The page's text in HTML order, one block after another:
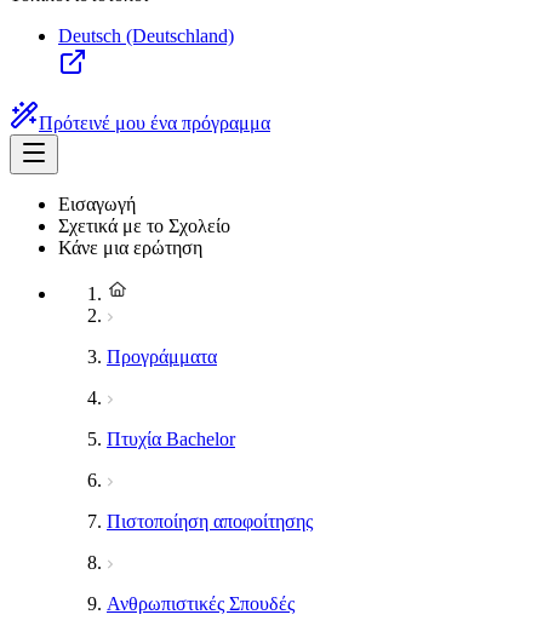
Deutsch (Deutschland)
Πρότεινέ μου ένα πρόγραμμα
Εισαγωγή
Σχετικά με το Σχολείο
Κάνε μια ερώτηση
Προγράμματα
Πτυχία Bachelor
Πιστοποίηση αποφοίτησης
Ανθρωπιστικές Σπουδές